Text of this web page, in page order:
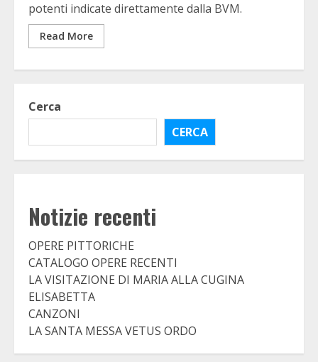
potenti indicate direttamente dalla BVM.
Read More
Cerca
CERCA
Notizie recenti
OPERE PITTORICHE
CATALOGO OPERE RECENTI
LA VISITAZIONE DI MARIA ALLA CUGINA
ELISABETTA
CANZONI
LA SANTA MESSA VETUS ORDO